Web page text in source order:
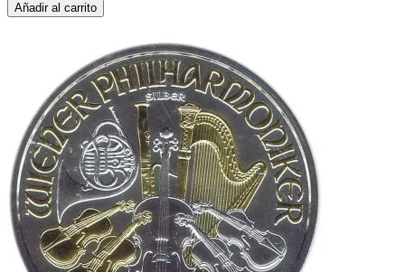
Añadir al carrito